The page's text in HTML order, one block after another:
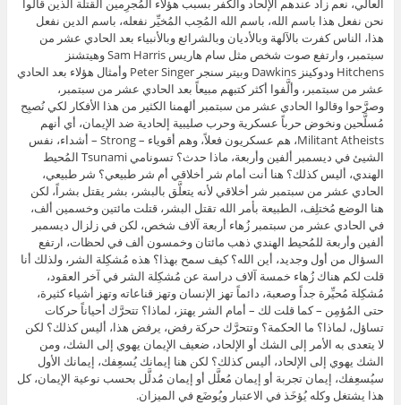
العالي، نعم زاد عندهم الإلحاد والكفر بسبب هؤلاء المُجرِمين القتلة الذين قالوا
نحن نفعل هذا باسم الله، باسم الله المُحِب المُخيِّر نفعله، باسم الدين نفعل
هذا، الناس كفرت بالآلهة وبالأديان وبالشرائع وبالأنبياء بعد الحادي عشر من
سبتمبر، وارتفع صوت شخص مثل سام هاريس Sam Harris وهيتشنز
Hitchens ودوكينز Dawkins وبيتر سنجر Peter Singer وأمثال هؤلاء بعد الحادي
عشر من سبتمبر، وألَّفوا أكثر كتبهم مبيعاً بعد الحادي عشر من سبتمبر،
وصرَّحوا وقالوا الحادي عشر من سبتمبر ألهمنا الكثير من هذا الأفكار لكي نُصبِح
مُسلَّحين ونخوض حرباً عسكرية وحرب صليبية إلحادية ضد الإيمان، أي أنهم
Militant Atheists، هم عسكريون فعلاً، وهم أقوياء – Strong – أشداء، نفس
الشيئ في ديسمبر ألفين وأربعة، ماذا حدث؟ تسونامي Tsunami المُحيط
الهندي، أليس كذلك؟ هنا أنت أمام شر أخلاقي أم شر طبيعي؟ شر طبيعي،
الحادي عشر من سبتمبر شر أخلاقي لأنه يتعلَّق بالبشر، بشر يقتل بشراً، لكن
هنا الوضع مُختلِف، الطبيعة بأمر الله تقتل البشر، قتلت مائتين وخسمين ألف،
في الحادي عشر من سبتمبر زُهاء أربعة آلاف شخص، لكن في زلزال ديسمبر
ألفين وأربعة للمُحيط الهندي ذهب مائتان وخمسون ألف في لحظات، ارتفع
السؤال من أول وجديد، أين الله؟ كيف سمح بهذا؟ هذه مُشكِلة الشر، ولذلك أنا
قلت لكم هناك زُهاء خمسة آلاف دراسة عن مُشكِلة الشر في آخر العقود،
مُشكِلة مُحيِّرة جداً وصعبة، دائماً تهز الإنسان وتهز قناعاته وتهز أشياء كثيرة،
حتى المُؤمِن – كما قلت لك – أمام الشر يهتز، لماذا؟ تتحرَّك أحياناً حركات
تساؤل، لماذا؟ ما الحكمة؟ وتتحرَّك حركة رفض، يرفض هذا، أليس كذلك؟ لكن
لا يتعدى به الأمر إلى الشك أو الإلحاد، ضعيف الإيمان يهوي إلى الشك، ومن
الشك يهوي إلى الإلحاد، أليس كذلك؟ لكن هنا إيمانك يُسعِفك، إيمانك الأول
سيُسعِفك، إيمان تجربة أو إيمان مُعلَّل أو إيمان مُدلَّل بحسب نوعية الإيمان، كل
هذا يشتغل وكله يُؤخَذ في الاعتبار ويُوضَع في الميزان.